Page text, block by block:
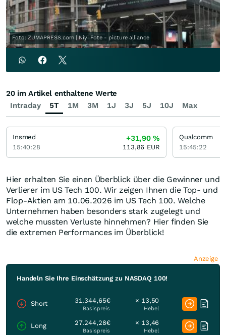
Foto: ZUMAPRESS.com | Niyi Fote - picture alliance
Hier erhalten Sie einen Überblick über die Gewinner und
Verlierer im US Tech 100. Wir zeigen Ihnen die Top- und
Flop-Aktien am 10.06.2026 im US Tech 100. Welche
Unternehmen haben besonders stark zugelegt und
welche mussten Verluste hinnehmen? Hier finden Sie
die extremen Performances im Überblick!
Anzeige
Handeln Sie Ihre Einschätzung zu NASDAQ 100!
Short 31.344,65€
Basispreis
× 13,50
Hebel
Long 27.244,28€
Basispreis
× 13,46
Hebel
Intraday 5T 1M 3M 1J 3J 5J 10J Max
20 im Artikel enthaltene Werte
Insmed
15:40:28
+31,90%
113,86 EUR
Qualcomm
15:45:22